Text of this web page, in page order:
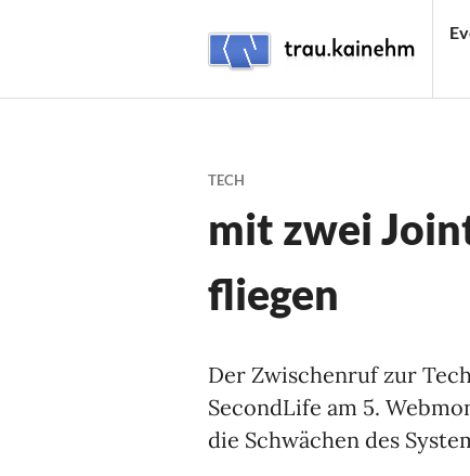
TRAU.KAINEHM
TECH
mit zwei
fliegen
Der Zwischenruf zur
SecondLife am 5.
die Schwächen des